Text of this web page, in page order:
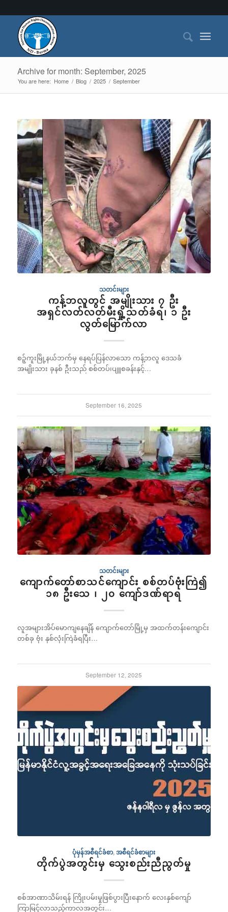
Archive for month: September, 2025
You are here: Home / Blog / 2025 / September
သတင်းများ
ကန့်ဘလူတွင် အမျိုးသား ၇ ဦး
အရှင်လတ်လတ်မီးရှို့သတ်ခံရ၊ ၁ ဦး
လွတ်မြောက်လာ
စဉ့်ကူးမြို့နယ်ဘက်မှ နေရပ်ပြန်လာသော ကန့်ဘလူ ဒေသခံ
အမျိုးသား ခုနစ် ဦးသည် စစ်တပ်၊ပျူစခန်းနှင့်…
September 16, 2025
သတင်းများ
ကျောက်တော်စာသင်ကျောင်း စစ်တပ်ဗုံးကြဲ၍
၁၈ ဦးသေ ၊ ၂၀ ကျော်ဒဏ်ရာရ
လူအများအိပ်မောကျနေချိန် ကျောက်တော်မြို့မှ အထက်တန်းကျောင်း
တစ်ခု ဗုံး နှစ်လုံးကြဲခံရပြီး…
September 12, 2025
ပုံမှန်အစီရင်ခံစာ,အစီရင်ခံစာများ
တိုက်ပွဲအတွင်းမှ သွေးစည်းညီညွတ်မှု
စစ်အာဏာသိမ်းရန် ကြိုးပမ်းမှုဖြစ်ပွားပြီးနောက် လေးနှစ်ကျော်
ကြာမြင့်လာသည့်ကာလအတွင်း…